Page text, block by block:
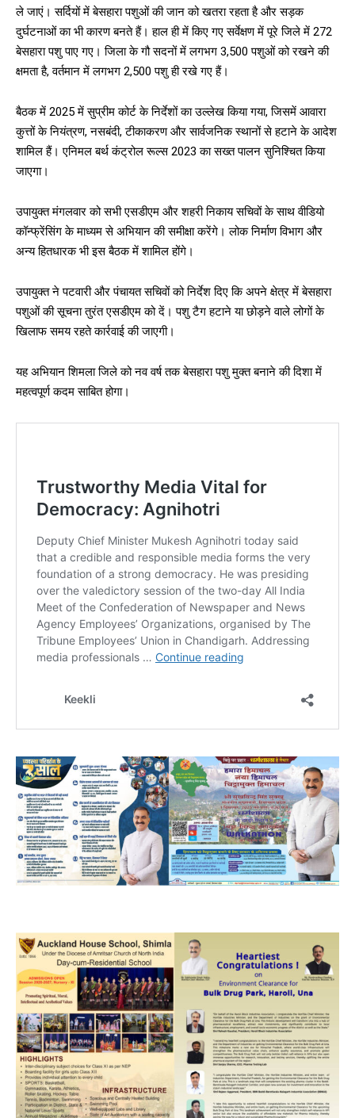
ले जाएं। सर्दियों में बेसहारा पशुओं की जान को खतरा रहता है और सड़क
दुर्घटनाओं का भी कारण बनते हैं। हाल ही में किए गए सर्वेक्षण में पूरे जिले में 272
बेसहारा पशु पाए गए। जिला के गौ सदनों में लगभग 3,500 पशुओं को रखने की
क्षमता है, वर्तमान में लगभग 2,500 पशु ही रखे गए हैं।
बैठक में 2025 में सुप्रीम कोर्ट के निर्देशों का उल्लेख किया गया, जिसमें आवारा
कुत्तों के नियंत्रण, नसबंदी, टीकाकरण और सार्वजनिक स्थानों से हटाने के आदेश
शामिल हैं। एनिमल बर्थ कंट्रोल रूल्स 2023 का सख्त पालन सुनिश्चित किया
जाएगा।
उपायुक्त मंगलवार को सभी एसडीएम और शहरी निकाय सचिवों के साथ वीडियो
कॉन्फ्रेंसिंग के माध्यम से अभियान की समीक्षा करेंगे। लोक निर्माण विभाग और
अन्य हितधारक भी इस बैठक में शामिल होंगे।
उपायुक्त ने पटवारी और पंचायत सचिवों को निर्देश दिए कि अपने क्षेत्र में बेसहारा
पशुओं की सूचना तुरंत एसडीएम को दें। पशु टैग हटाने या छोड़ने वाले लोगों के
खिलाफ समय रहते कार्रवाई की जाएगी।
यह अभियान शिमला जिले को नव वर्ष तक बेसहारा पशु मुक्त बनाने की दिशा में
महत्वपूर्ण कदम साबित होगा।